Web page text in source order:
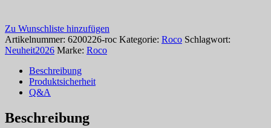
Zu Wunschliste hinzufügen
Artikelnummer: 6200226-roc Kategorie: Roco Schlagwort:
Neuheit2026 Marke: Roco
Beschreibung
Produktsicherheit
Q&A
Beschreibung